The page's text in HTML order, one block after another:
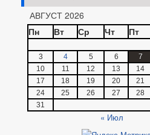
АВГУСТ 2026
Пн
Вт Ср Чт Пт
3
4 5 6 7
10
11 12 13 14
17
18 19 20 21
24
25 26 27 28
31
« Июл